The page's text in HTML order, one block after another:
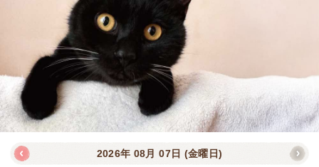
2026年 08月 07日 (金曜日)